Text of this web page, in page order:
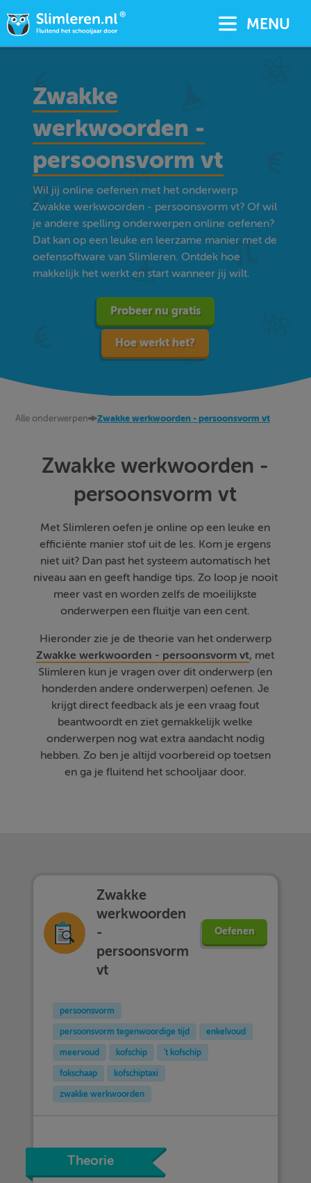
MENU
Zwakke
werkwoorden -
persoonsvorm vt
Wil jij online oefenen met het onderwerp
Zwakke werkwoorden - persoonsvorm vt? Of wil
je andere spelling onderwerpen online oefenen?
Dat kan op een leuke en leerzame manier met de
oefensoftware van Slimleren. Ontdek hoe
makkelijk het werkt en start wanneer jij wilt.
Probeer nu gratis
Hoe werkt het?
Alle onderwerpen Zwakke werkwoorden - persoonsvorm vt
Zwakke werkwoorden -
persoonsvorm vt
Met Slimleren oefen je online op een leuke en
efficiënte manier stof uit de les. Kom je ergens
niet uit? Dan past het systeem automatisch het
niveau aan en geeft handige tips. Zo loop je nooit
meer vast en worden zelfs de moeilijkste
onderwerpen een fluitje van een cent.
Hieronder zie je de theorie van het onderwerp
Zwakke werkwoorden - persoonsvorm vt, met
Slimleren kun je vragen over dit onderwerp (en
honderden andere onderwerpen) oefenen. Je
krijgt direct feedback als je een vraag fout
beantwoordt en ziet gemakkelijk welke
onderwerpen nog wat extra aandacht nodig
hebben. Zo ben je altijd voorbereid op toetsen
en ga je fluitend het schooljaar door.
Zwakke
werkwoorden
-
persoonsvorm
vt
Oefenen
persoonsvorm
persoonsvorm tegenwoordige tijd enkelvoud
meervoud kofschip 't kofschip
fokschaap kofschiptaxi
zwakke werkwoorden
Theorie